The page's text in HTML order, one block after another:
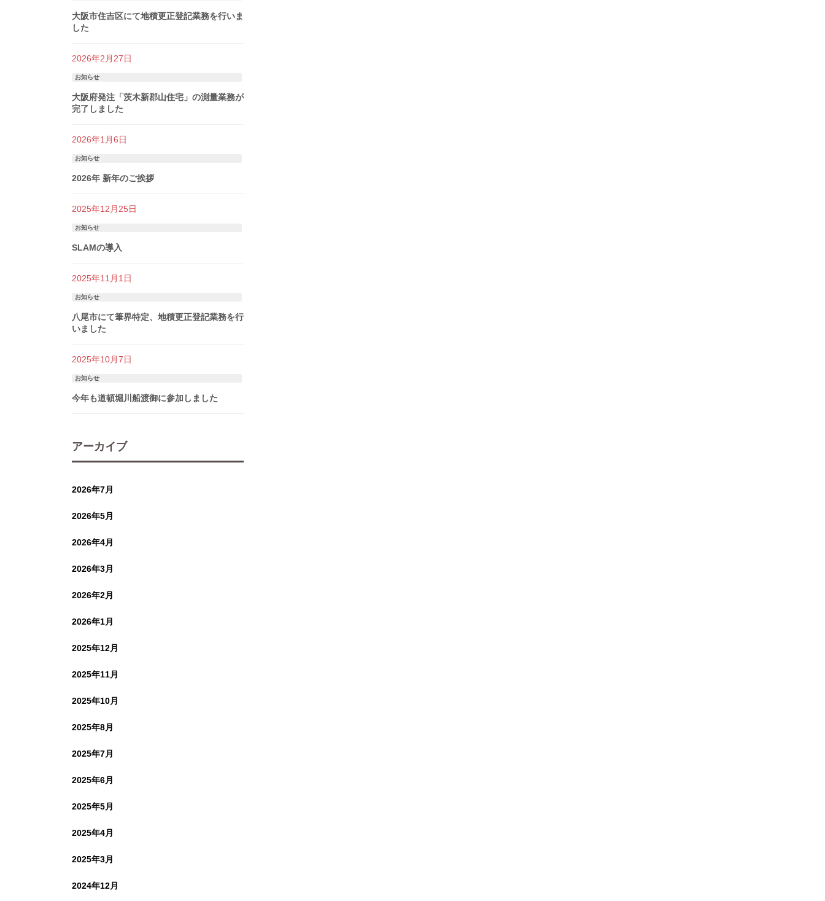
大阪市住吉区にて地積更正登記業務を行いま
した
2026年2月27日
お知らせ
大阪府発注「茨木新郡山住宅」の測量業務が
完了しました
2026年1月6日
お知らせ
2026年 新年のご挨拶
2025年12月25日
お知らせ
SLAMの導入
2025年11月1日
お知らせ
八尾市にて筆界特定、地積更正登記業務を行
いました
2025年10月7日
お知らせ
今年も道頓堀川船渡御に参加しました
アーカイブ
2026年7月
2026年5月
2026年4月
2026年3月
2026年2月
2026年1月
2025年12月
2025年11月
2025年10月
2025年8月
2025年7月
2025年6月
2025年5月
2025年4月
2025年3月
2024年12月